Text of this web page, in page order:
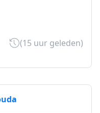
(15 uur geleden)